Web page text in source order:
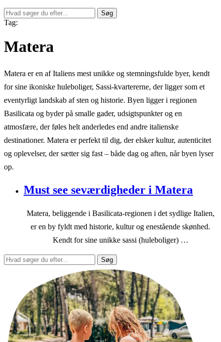
Søg
Tag:
Matera
Matera er en af Italiens mest unikke og stemningsfulde byer, kendt
for sine ikoniske huleboliger, Sassi-kvartererne, der ligger som et
eventyrligt landskab af sten og historie. Byen ligger i regionen
Basilicata og byder på smalle gader, udsigtspunkter og en
atmosfære, der føles helt anderledes end andre italienske
destinationer. Matera er perfekt til dig, der elsker kultur, autenticitet
og oplevelser, der sætter sig fast – både dag og aften, når byen lyser
op.
Must see seværdigheder i Matera
Matera, beliggende i Basilicata-regionen i det sydlige Italien,
er en by fyldt med historie, kultur og enestående skønhed.
Kendt for sine unikke sassi (huleboliger) …